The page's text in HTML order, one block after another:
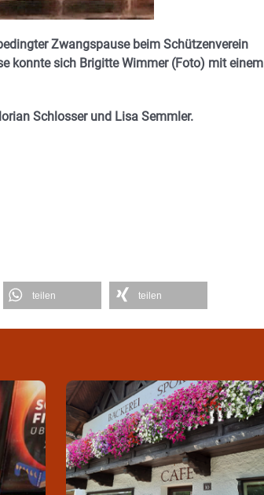
Zwangspause beim Schützenverein
konnte sich Brigitte Wimmer (Foto) mit einem
Schlosser und Lisa Semmler.
teilen teilen